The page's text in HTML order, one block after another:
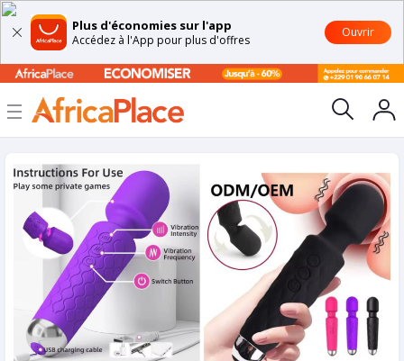
Plus d'économies sur l'app
Accédez à l'App pour plus d'offres
Ouvrir